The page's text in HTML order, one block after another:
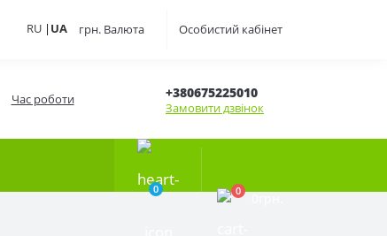
RU | UA грн. Валюта Особистий кабінет
Час роботи +380675225010
Замовити дзвінок
0 0